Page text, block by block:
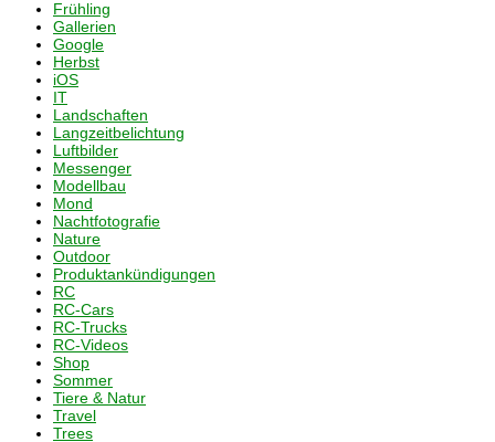
Frühling
Gallerien
Google
Herbst
iOS
IT
Landschaften
Langzeitbelichtung
Luftbilder
Messenger
Modellbau
Mond
Nachtfotografie
Nature
Outdoor
Produktankündigungen
RC
RC-Cars
RC-Trucks
RC-Videos
Shop
Sommer
Tiere & Natur
Travel
Trees